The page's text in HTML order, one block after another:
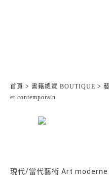
首頁 > 書籍總覽 BOUTIQUE >
et contemporain
現代/當代藝術 Art